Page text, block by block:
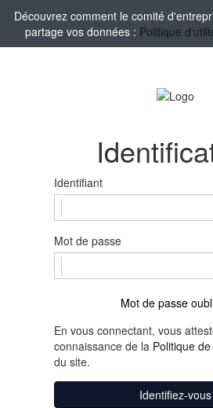
Découvrez comment le comité
partage vos données : Politique
Identifiant
Mot de passe
Mot de passe
En vous connectant, vous
connaissance de la Politique
du site.
Identifiez-vous